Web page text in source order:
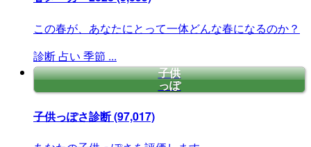
この春が、あなたにとって一体どんな春になるのか？
診断 占い 季節 ...
子供
っぽ
子供っぽさ診断(97,017)